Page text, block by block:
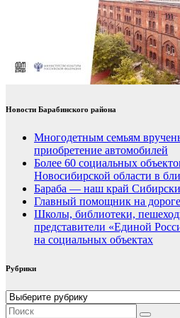
Новости Барабинского района
Многодетным семьям
приобретение автомобилей
Более 60 социальных
Новосибирской области в
Бараба — наш край
Главный помощник на дороге
Школы, библиотеки,
представители «Единой
на социальных объектах
Рубрики
Рубрики